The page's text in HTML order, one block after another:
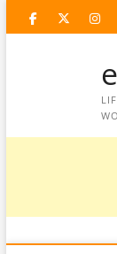
facebook